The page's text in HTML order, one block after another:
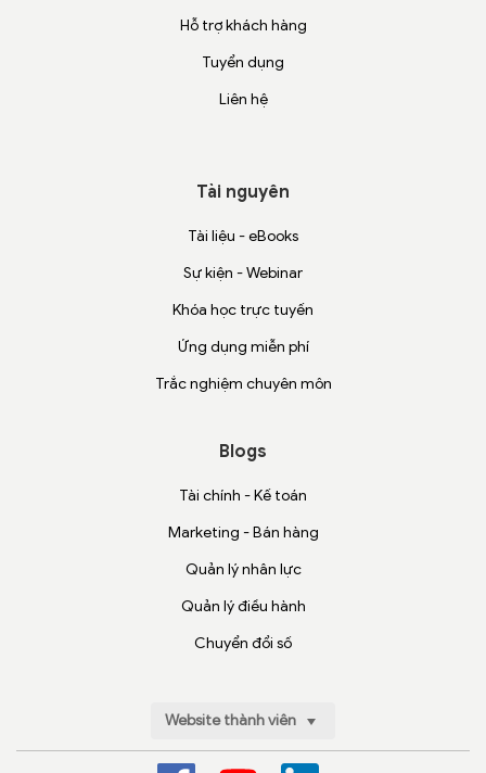
Hỗ trợ khách hàng
Tuyển dụng
Liên hệ
Tài nguyên
Tài liệu - eBooks
Sự kiện - Webinar
Khóa học trực tuyến
Ứng dụng miễn phí
Trắc nghiệm chuyên môn
Blogs
Tài chính - Kế toán
Marketing - Bán hàng
Quản lý nhân lực
Quản lý điều hành
Chuyển đổi số
Website thành viên